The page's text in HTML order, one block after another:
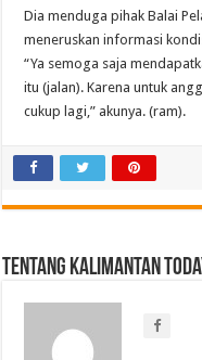
Dia menduga pihak Balai
meneruskan informasi
“Ya semoga saja
itu (jalan). Karena untuk
cukup lagi,” akunya. (ram).
Tentang Kalimantan